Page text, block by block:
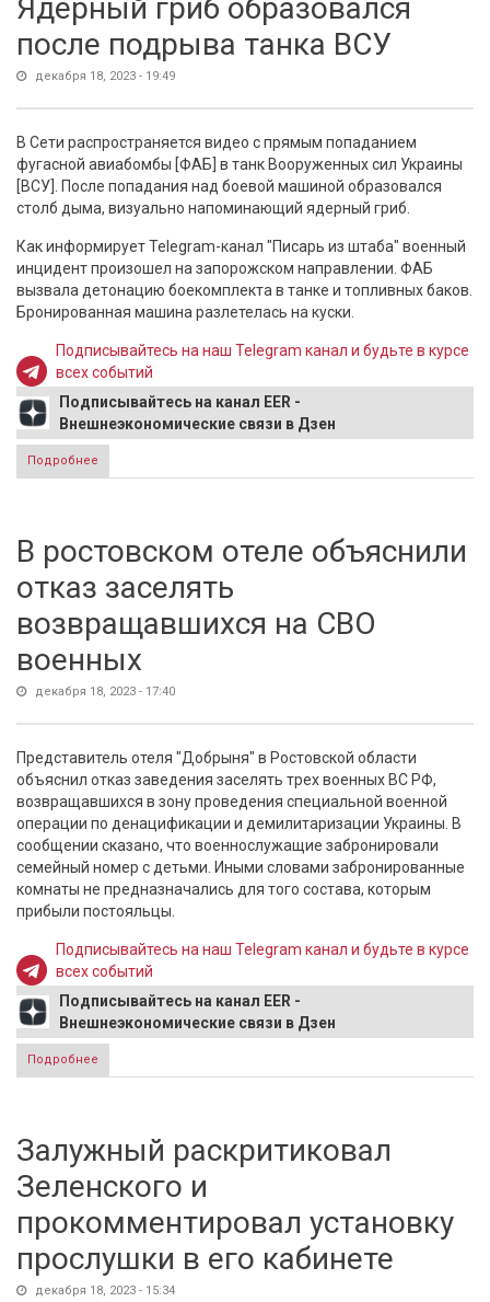
Ядерный гриб образовался
после подрыва танка ВСУ
декабря 18, 2023 - 19:49
В Сети распространяется видео с прямым попаданием
фугасной авиабомбы [ФАБ] в танк Вооруженных сил Украины
[ВСУ]. После попадания над боевой машиной образовался
столб дыма, визуально напоминающий ядерный гриб.
Как информирует Telegram-канал "Писарь из штаба" военный
инцидент произошел на запорожском направлении. ФАБ
вызвала детонацию боекомплекта в танке и топливных баков.
Бронированная машина разлетелась на куски.
Подписывайтесь на наш Telegram канал и будьте в курсе
всех событий
Подписывайтесь на канал EER -
Внешнеэкономические связи в Дзен
Подробнее
В ростовском отеле объяснили
отказ заселять
возвращавшихся на СВО
военных
декабря 18, 2023 - 17:40
Представитель отеля "Добрыня" в Ростовской области
объяснил отказ заведения заселять трех военных ВС РФ,
возвращавшихся в зону проведения специальной военной
операции по денацификации и демилитаризации Украины. В
сообщении сказано, что военнослужащие забронировали
семейный номер с детьми. Иными словами забронированные
комнаты не предназначались для того состава, которым
прибыли постояльцы.
Подписывайтесь на наш Telegram канал и будьте в курсе
всех событий
Подписывайтесь на канал EER -
Внешнеэкономические связи в Дзен
Подробнее
возвращавшихся на СВО военных
Залужный раскритиковал
Зеленского и
прокомментировал установку
прослушки в его кабинете
декабря 18, 2023 - 15:34